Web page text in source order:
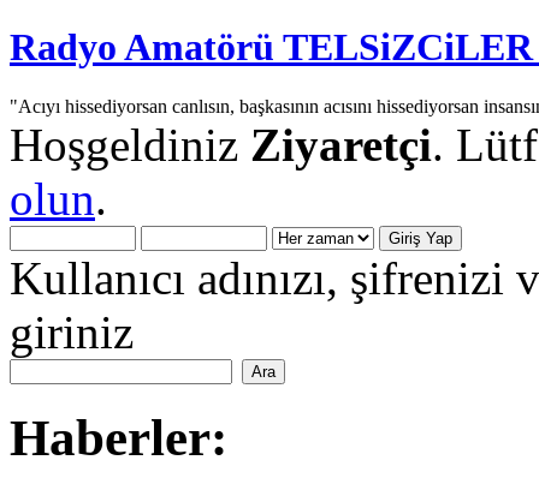
Radyo Amatörü
"Acıyı hissediyorsan canlısın, başkasının acısını hissediyorsan
Hoşgeldiniz Ziyaretçi.
olun.
Kullanıcı adınızı,
giriniz
Haberler: